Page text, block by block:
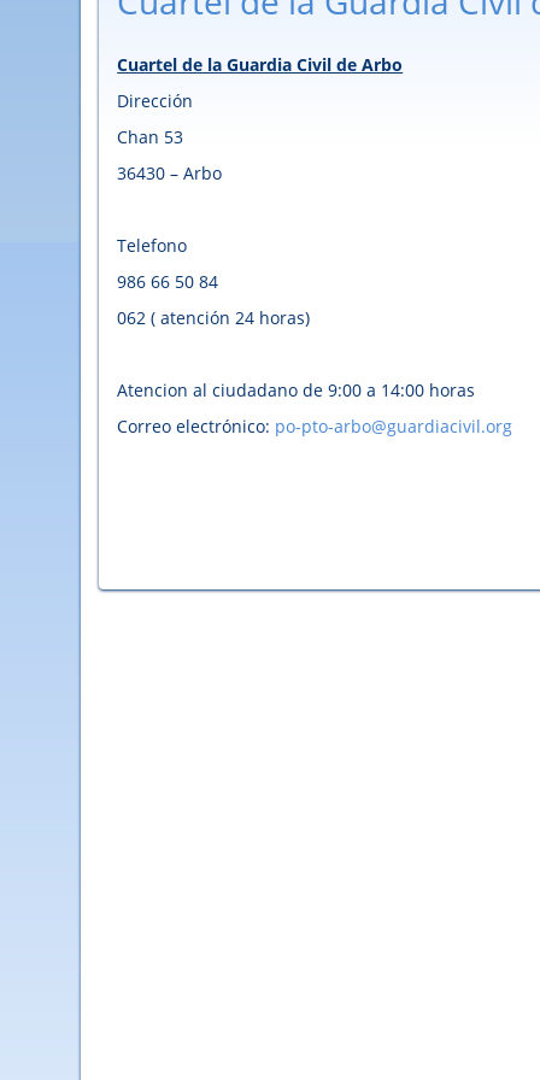
Cuartel de la Guardia Civil de Arbo
Dirección
Chan 53
36430 – Arbo
Telefono
986 66 50 84
062 ( atención 24 horas)
Atencion al ciudadano de 9:00 a 14:00 horas
Correo electrónico: po-pto-arbo@guardiacivil.org